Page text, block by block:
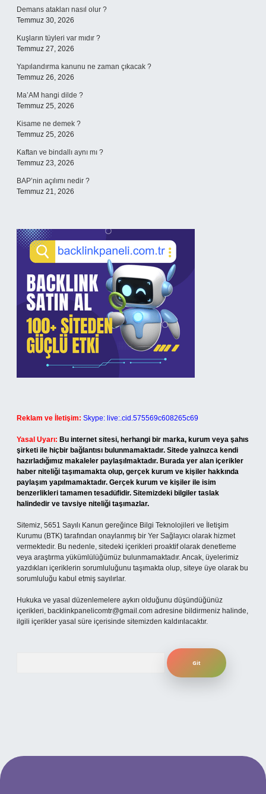
Demans atakları nasıl olur ?
Temmuz 30, 2026
Kuşların tüyleri var mıdır ?
Temmuz 27, 2026
Yapılandırma kanunu ne zaman çıkacak ?
Temmuz 26, 2026
Ma’AM hangi dilde ?
Temmuz 25, 2026
Kisame ne demek ?
Temmuz 25, 2026
Kaftan ve bindallı aynı mı ?
Temmuz 23, 2026
BAP’nin açılımı nedir ?
Temmuz 21, 2026
Reklam ve İletişim: Skype: live:.cid.575569c608265c69
Yasal Uyarı: Bu internet sitesi, herhangi bir marka, kurum veya şahıs
şirketi ile hiçbir bağlantısı bulunmamaktadır. Sitede yalnızca kendi
hazırladığımız makaleler paylaşılmaktadır. Burada yer alan içerikler
haber niteliği taşımamakta olup, gerçek kurum ve kişiler hakkında
paylaşım yapılmamaktadır. Gerçek kurum ve kişiler ile isim
benzerlikleri tamamen tesadüfidir. Sitemizdeki bilgiler taslak
halindedir ve tavsiye niteliği taşımazlar.
Sitemiz, 5651 Sayılı Kanun gereğince Bilgi Teknolojileri ve İletişim
Kurumu (BTK) tarafından onaylanmış bir Yer Sağlayıcı olarak hizmet
vermektedir. Bu nedenle, sitedeki içerikleri proaktif olarak denetleme
veya araştırma yükümlülüğümüz bulunmamaktadır. Ancak, üyelerimiz
yazdıkları içeriklerin sorumluluğunu taşımakta olup, siteye üye olarak bu
sorumluluğu kabul etmiş sayılırlar.
Hukuka ve yasal düzenlemelere aykırı olduğunu düşündüğünüz
içerikleri, backlinkpanelicomtr@gmail.com adresine bildirmeniz halinde,
ilgili içerikler yasal süre içerisinde sitemizden kaldırılacaktır.